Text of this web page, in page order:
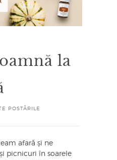
la
POSTĂRILE
afară și ne
picnicuri în soarele